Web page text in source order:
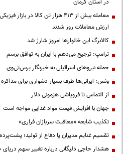
در استان کرمان
معامله بیش از ۴۱۳ هزار تن کالا
ارزش معاملات روز شدند
کالابرگ این خانوارها امروز شارژ شد
ترامپ: ترجیح می‌دهم با ایران به توافق برسم
حمله نیروهای اسرائیلی به خبرنگار پرس‌تی‌وی
ونس: ایرانی‌ها طرف بسیار دشواری برای
از التماس تا فروپاشی هژمونی دلار
جهان با افزایش قیمت مواد غذایی مواجه است
تکذیب شایعه «معافیت سربازان فراری»
تقسیم غنایم مدیران یا دفاع از تولید؛
هشدار حاجی دلیگانی درباره تغییر سهم دریای